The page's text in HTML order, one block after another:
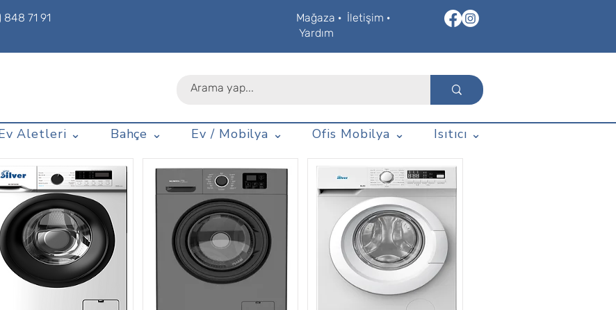
71 91 Mağaza · İletişim ·
Yardım
Aletleri ⌄ Bahçe ⌄ Ev / Mobilya ⌄ Ofis Mobilya ⌄ Isıtıcı ⌄